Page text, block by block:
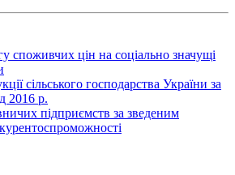
споживчих цін на соціально значущі
сільського господарства України за
2016 р.
підприємств за зведеним